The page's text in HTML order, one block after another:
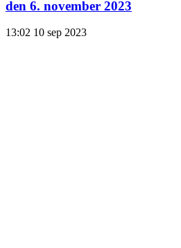
den 6. november 2023
13:02 10 sep 2023